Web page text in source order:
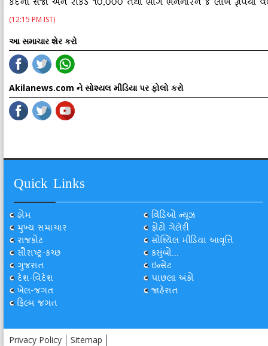
કેદની સજા અને રોકડ ૧૦,૦૦૦ તથા ભોગ ભનનારને ૪ લાખ રૂપિયા
(12:15 PM IST)
આ સમાચાર શેર કરો
Akilanews.com ને સોશ્યલ મીડિયા પર ફોલો કરો
Quick Links
હોમ
મુખ્ય સમાચાર
રાજકોટ
સૌરાષ્ટ્ર-કચ્છ
ગુજરાત
દેશ-વિદેશ
ખેલ-જગત
ફિલ્મ જગત
વિડિઓ ન્યૂઝ
ફોટો ગેલેરી
સોશ્યિલ મીડિયા આવૃત્તિ
કસુંબો...
ઇન્સેટ
પાછલા અંકો
જાહેરાત
Privacy Policy Sitemap